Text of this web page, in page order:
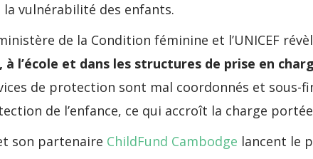
vulnérabilité des enfants.
de la Condition féminine et l’UNICEF
l’école et dans les structures de prise en
de protection sont mal coordonnés et sous-
de l’enfance, ce qui accroît la charge
son partenaire ChildFund Cambodge lancent le